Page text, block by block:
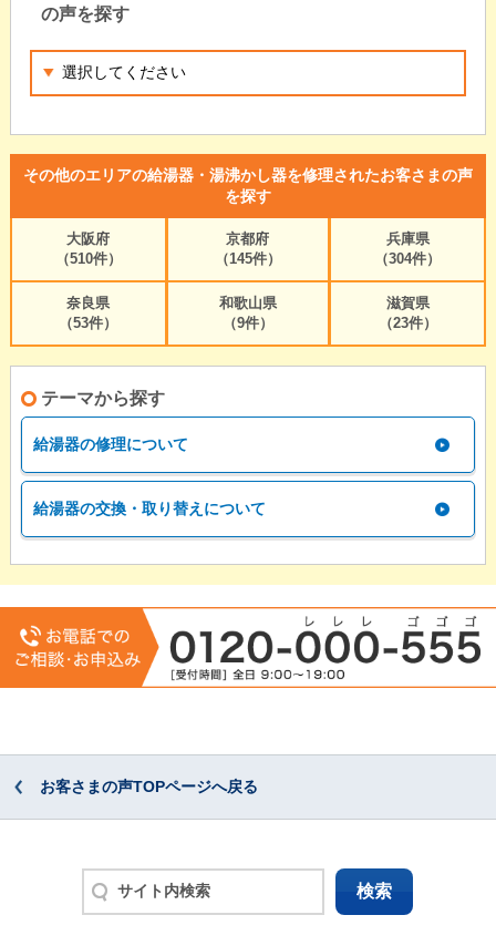
の声を探す
その他のエリアの給湯器・湯沸かし器を修理されたお客さまの声
を探す
大阪府
（510件）
京都府
（145件）
兵庫県
（304件）
奈良県
（53件）
和歌山県
（9件）
滋賀県
（23件）
テーマから探す
給湯器の修理について
給湯器の交換・取り替えについて
お客さまの声TOPページへ戻る